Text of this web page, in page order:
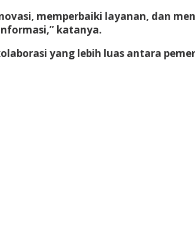
memperbaiki layanan, dan
katanya.
yang lebih luas antara